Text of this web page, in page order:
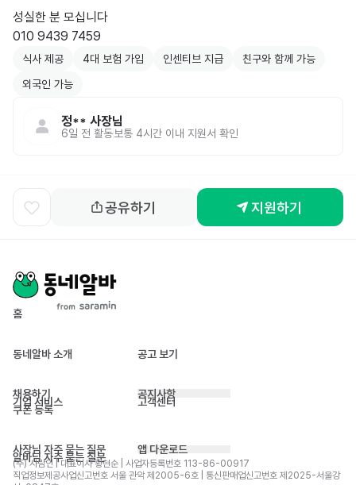
성실한 분 모십니다
010 9439 7459
식사 제공 4대 보험 가입 인센티브 지급 친구와 함께 가능
외국인 가능
정** 사장님
6일 전 활동 보통 4시간 이내 지원서 확인
공유하기 지원하기
홈
동네알바 소개 공고 보기
채용하기
기업 서비스
쿠폰 등록
공지사항
고객센터
사장님 자주 묻는 질문
알바님 자주 묻는 질문
앱 다운로드
(주) 사람인 | 대표이사 황현순 | 사업자등록번호 113-86-00917
직업정보제공사업신고번호 서울 관악 제2005-6호 | 통신판매업신고번호 제2025-서울강